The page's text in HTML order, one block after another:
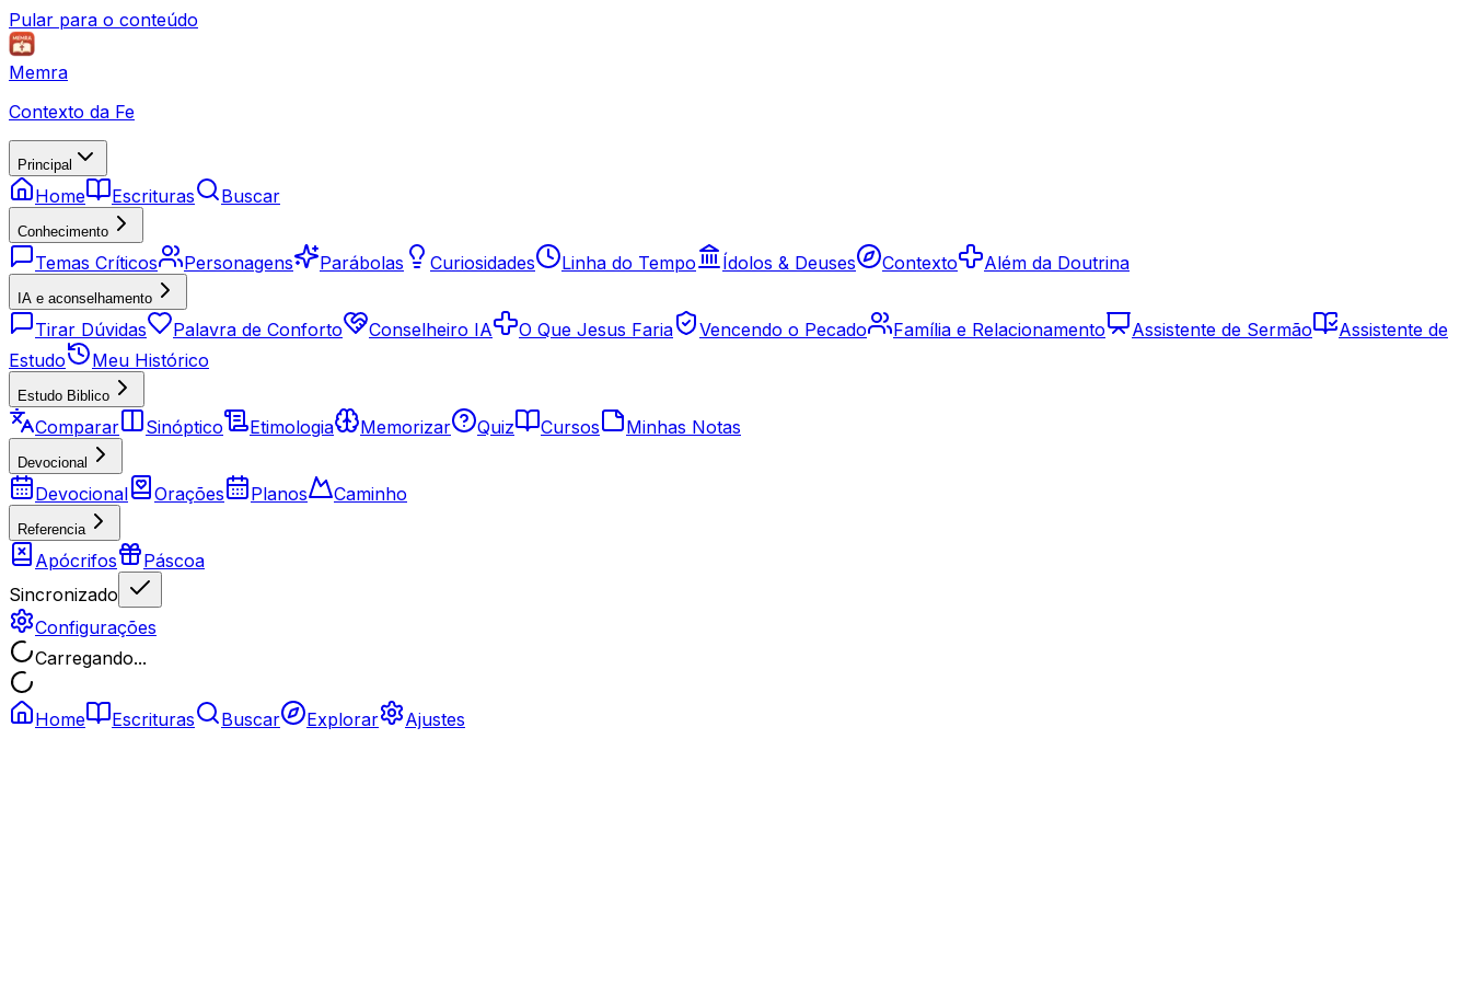
Pular para o conteúdo
Memra
Contexto da Fe
Principal
Home Escrituras Buscar
Conhecimento
Temas Críticos Personagens Parábolas Curiosidades Linha do Tempo Ídolos & Deuses Contexto Além da Doutrina
IA e aconselhamento
Tirar Dúvidas Palavra de Conforto Conselheiro IA O Que Jesus Faria Vencendo o Pecado Família e Relacionamento Assistente de Sermão
Assistente de
Estudo
Meu Histórico
Estudo Biblico
Comparar Sinóptico Etimologia Memorizar Quiz Cursos Minhas Notas
Devocional
Devocional Orações Planos Caminho
Referencia
Apócrifos
Páscoa
Sincronizado
Configurações
Carregando...
Home Escrituras Buscar Explorar Ajustes